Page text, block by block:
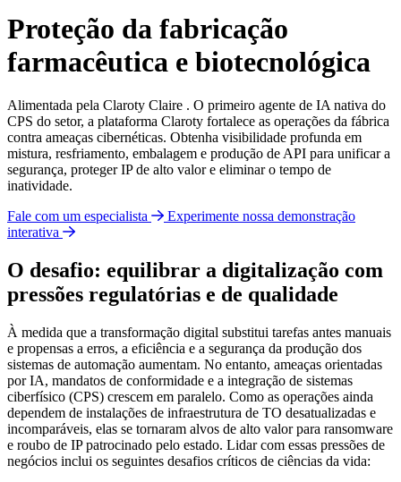
Proteção da fabricação
farmacêutica e biotecnológica
Alimentada pela Claroty Claire . O primeiro agente de IA nativa do
CPS do setor, a plataforma Claroty fortalece as operações da fábrica
contra ameaças cibernéticas. Obtenha visibilidade profunda em
mistura, resfriamento, embalagem e produção de API para unificar a
segurança, proteger IP de alto valor e eliminar o tempo de
inatividade.
Fale com um especialista
Experimente nossa demonstração
interativa
O desafio: equilibrar a digitalização com
pressões regulatórias e de qualidade
À medida que a transformação digital substitui tarefas antes manuais
e propensas a erros, a eficiência e a segurança da produção dos
sistemas de automação aumentam. No entanto, ameaças orientadas
por IA, mandatos de conformidade e a integração de sistemas
ciberfísico (CPS) crescem em paralelo. Como as operações ainda
dependem de instalações de infraestrutura de TO desatualizadas e
incomparáveis, elas se tornaram alvos de alto valor para ransomware
e roubo de IP patrocinado pelo estado. Lidar com essas pressões de
negócios inclui os seguintes desafios críticos de ciências da vida: